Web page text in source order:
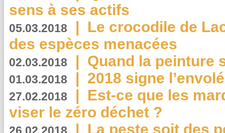
sens à ses actifs
05.03.2018 | Le crocodile de
des espèces menacées
02.03.2018 | Quand la peinture
01.03.2018 | 2018 signe
27.02.2018 | Est-ce que les
viser le zéro déchet ?
| La peste soit des